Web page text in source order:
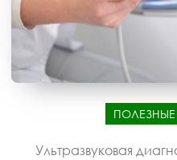
Ультразвуковая